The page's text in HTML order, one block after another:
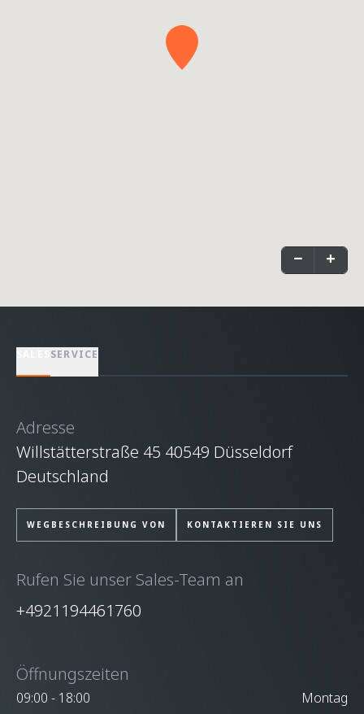
− +
SERVICE
Adresse
Willstätterstraße 45 40549 Düsseldorf
Deutschland
WEGBESCHREIBUNG VON KONTAKTIEREN SIE UNS
Rufen Sie unser Sales-Team an
+4921194461760
Öffnungszeiten
09:00 - 18:00
Montag